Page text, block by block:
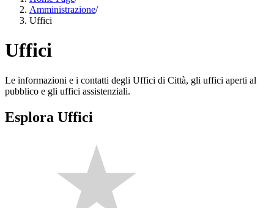
Amministrazione/
Uffici
Uffici
Le informazioni e i contatti degli Uffici di Città, gli uffici aperti al
pubblico e gli uffici assistenziali.
Esplora Uffici